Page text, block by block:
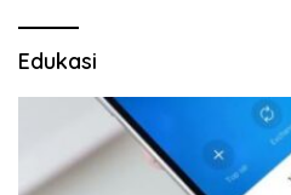
Edukasi